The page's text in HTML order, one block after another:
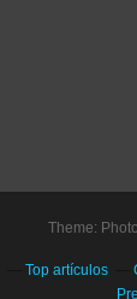
Theme:
Top artículos